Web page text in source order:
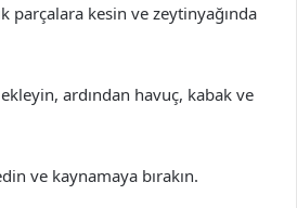
parçalara kesin ve zeytinyağında
ekleyin, ardından havuç, kabak ve
ve kaynamaya bırakın.